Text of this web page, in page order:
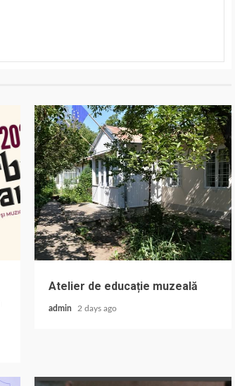
Atelier de educație muzeală
admin 2 days ago